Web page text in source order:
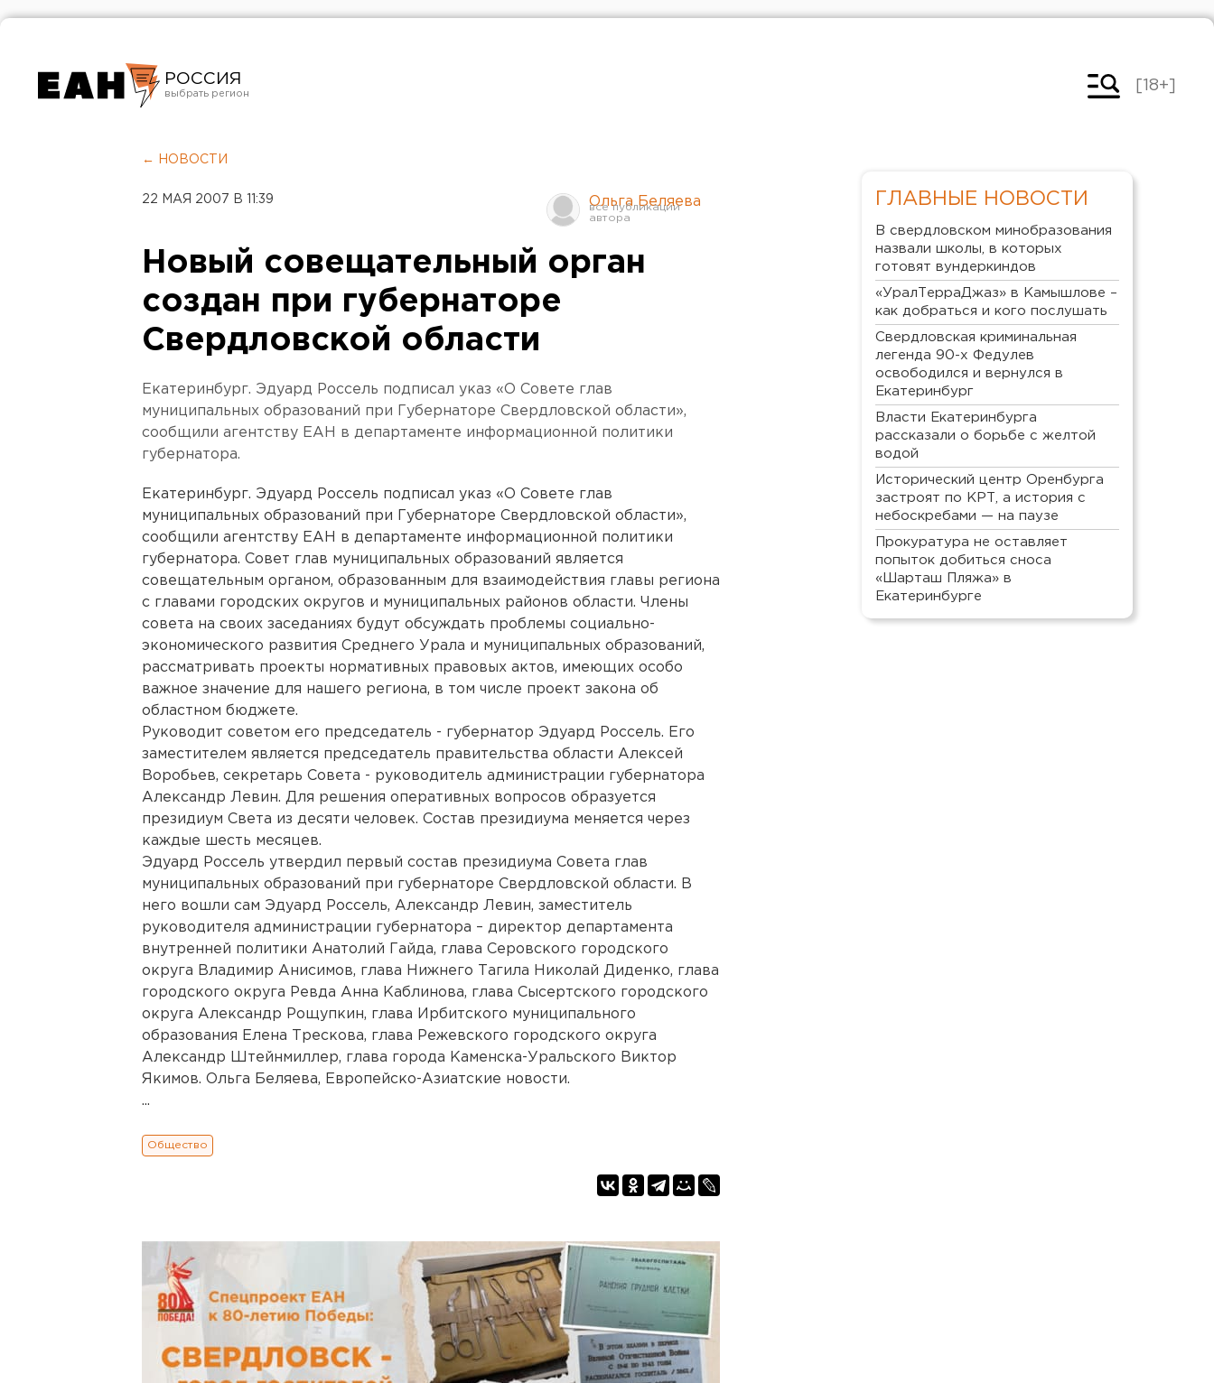
РОССИЯ
Челябинск
[18+]
← НОВОСТИ
22 МАЯ 2007 В 11:39 Ольга Беляева
Новый совещательный орган
создан при губернаторе
Свердловской области
Екатеринбург. Эдуард Россель подписал указ «О Совете глав
муниципальных образований при Губернаторе Свердловской области»,
сообщили агентству ЕАН в департаменте информационной политики
губернатора.
Екатеринбург. Эдуард Россель подписал указ «О Совете глав
муниципальных образований при Губернаторе Свердловской области»,
сообщили агентству ЕАН в департаменте информационной политики
губернатора. Совет глав муниципальных образований является
совещательным органом, образованным для взаимодействия главы региона
с главами городских округов и муниципальных районов области. Члены
совета на своих заседаниях будут обсуждать проблемы социально-
экономического развития Среднего Урала и муниципальных образований,
рассматривать проекты нормативных правовых актов, имеющих особо
важное значение для нашего региона, в том числе проект закона об
областном бюджете.
Руководит советом его председатель - губернатор Эдуард Россель. Его
заместителем является председатель правительства области Алексей
Воробьев, секретарь Совета - руководитель администрации губернатора
Александр Левин. Для решения оперативных вопросов образуется
президиум Света из десяти человек. Состав президиума меняется через
каждые шесть месяцев.
Эдуард Россель утвердил первый состав президиума Совета глав
муниципальных образований при губернаторе Свердловской области. В
него вошли сам Эдуард Россель, Александр Левин, заместитель
руководителя администрации губернатора – директор департамента
внутренней политики Анатолий Гайда, глава Серовского городского
округа Владимир Анисимов, глава Нижнего Тагила Николай Диденко, глава
городского округа Ревда Анна Каблинова, глава Сысертского городского
округа Александр Рощупкин, глава Ирбитского муниципального
образования Елена Трескова, глава Режевского городского округа
Александр Штейнмиллер, глава города Каменска-Уральского Виктор
Якимов. Ольга Беляева, Европейско-Азиатские новости.
...
Общество
ГЛАВНЫЕ НОВОСТИ
В свердловском минобразования
назвали школы, в которых
готовят вундеркиндов
«УралТерраДжаз» в Камышлове –
как добраться и кого послушать
Свердловская криминальная
легенда 90-х Федулев
освободился и вернулся в
Екатеринбург
Власти Екатеринбурга
рассказали о борьбе с желтой
водой
Исторический центр Оренбурга
застроят по КРТ, а история с
небоскребами — на паузе
Прокуратура не оставляет
попыток добиться сноса
«Шарташ Пляжа» в
Екатеринбурге